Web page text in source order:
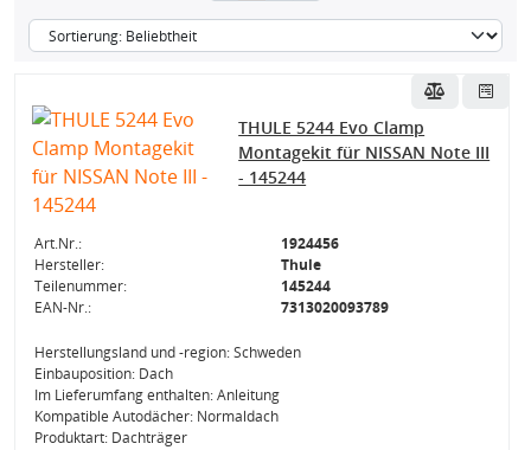
THULE 5244 Evo Clamp
Montagekit für NISSAN Note III
- 145244
Art.Nr.:
1924456
Hersteller:
Thule
Teilenummer:
145244
EAN-Nr.:
7313020093789
Herstellungsland und -region: Schweden
Einbauposition: Dach
Im Lieferumfang enthalten: Anleitung
Kompatible Autodächer: Normaldach
Produktart: Dachträger